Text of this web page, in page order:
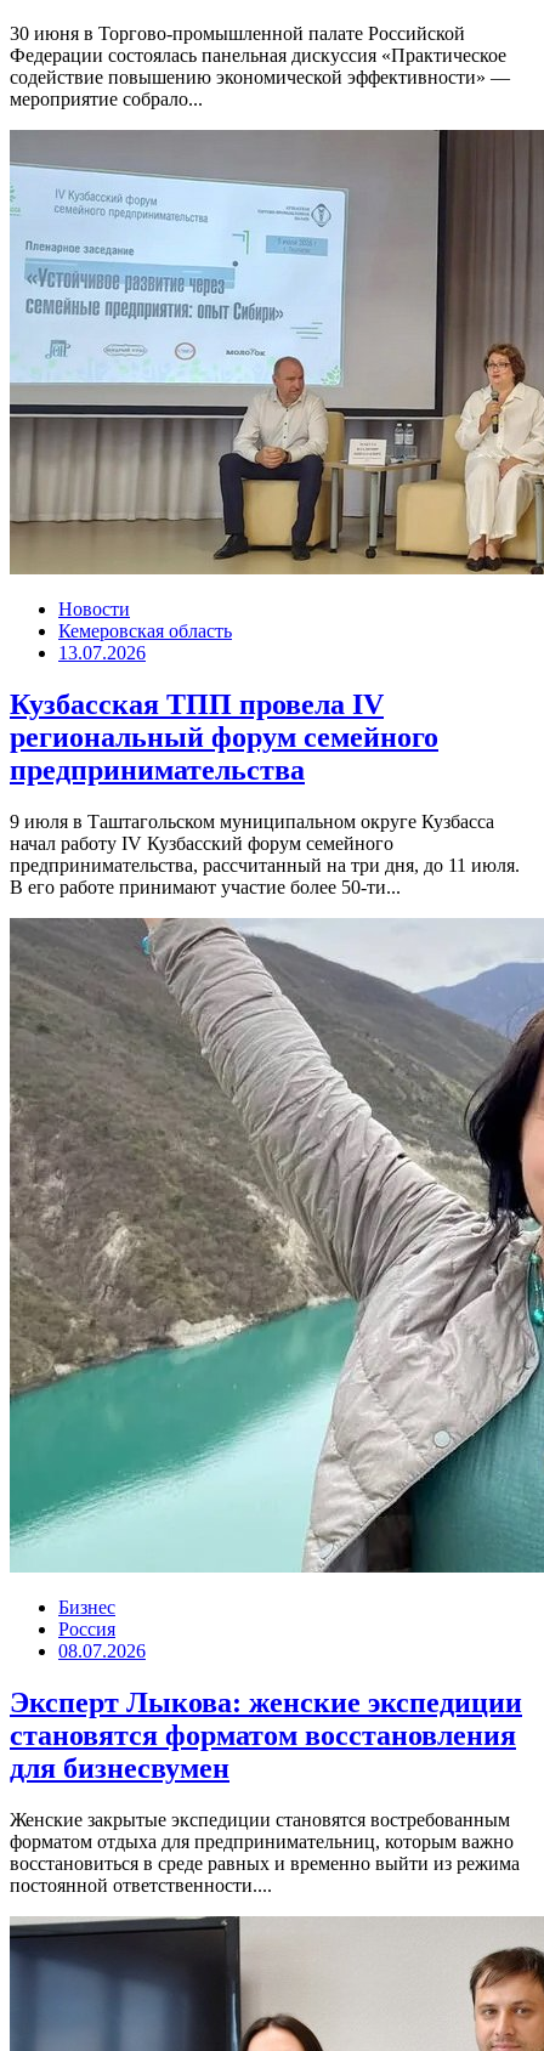
30 июня в Торгово-промышленной палате Российской
Федерации состоялась панельная дискуссия «Практическое
содействие повышению экономической эффективности» —
мероприятие собрало...
Новости
Кемеровская область
13.07.2026
Кузбасская ТПП провела IV
региональный форум семейного
предпринимательства
9 июля в Таштагольском муниципальном округе Кузбасса
начал работу IV Кузбасский форум семейного
предпринимательства, рассчитанный на три дня, до 11 июля.
В его работе принимают участие более 50-ти...
Бизнес
Россия
08.07.2026
Эксперт Лыкова: женские экспедиции
становятся форматом восстановления
для бизнесвумен
Женские закрытые экспедиции становятся востребованным
форматом отдыха для предпринимательниц, которым важно
восстановиться в среде равных и временно выйти из режима
постоянной ответственности....